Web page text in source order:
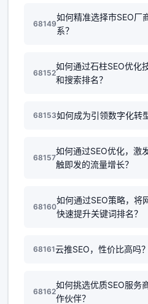
68149
如何精准选择市SEO厂
系？
68152
如何通过石柱SEO优化
和搜索排名？
68153如何成为引领数字化转
68157
如何通过SEO优化，激
触即发的流量增长？
68160
如何通过SEO策略，将
快速提升关键词排名？
68161云推SEO，性价比高吗
68162
如何挑选优质SEO服务
作伙伴？